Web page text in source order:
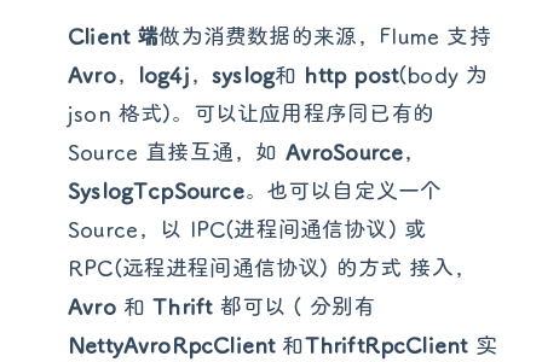
Client 端做为消费数据的来源，Flume 支持
Avro， log4j，syslog和 http post(body 为
json 格式)。可以让应用程序同已有的
Source 直接互通，如 AvroSource，
SyslogTcpSource。也可以自定义一个
Source，以 IPC(进程间通信协议) 或
RPC(远程进程间通信协议) 的方式 接入，
Avro 和Thrift 都可以 ( 分别有
NettyAvroRpcClient 和ThriftRpcClient 实